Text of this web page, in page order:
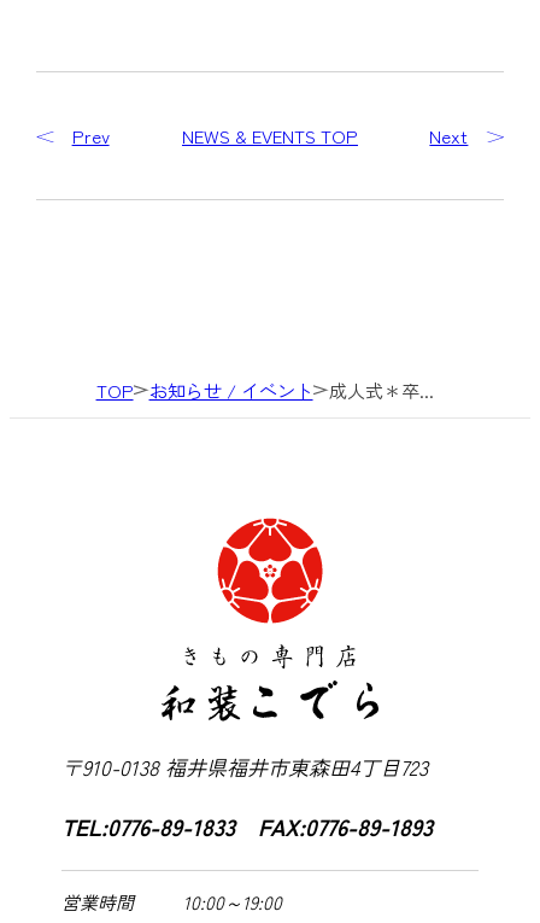
Prev NEWS & EVENTS TOP Next
TOP お知らせ / イベント 成人式＊卒...
〒910-0138 福井県福井市東森田4丁目723
TEL:0776-89-1833 FAX:0776-89-1893
営業時間 10:00～19:00